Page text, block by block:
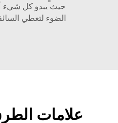
حيث يبدو كل شيء
الضوء لتعطي
علامات